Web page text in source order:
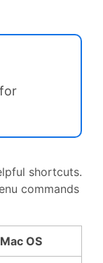
shortcuts.
commands
Mac OS